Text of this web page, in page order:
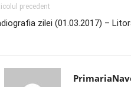
precedent
zilei (01.03.2017) –